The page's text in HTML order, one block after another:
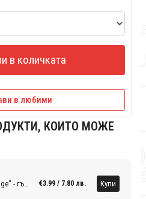
в количката
в любими
КОИТО МОЖЕ
Sano "Wonder Sponge" - гъба за почистване €3.99 / 7.80 лв. Купи